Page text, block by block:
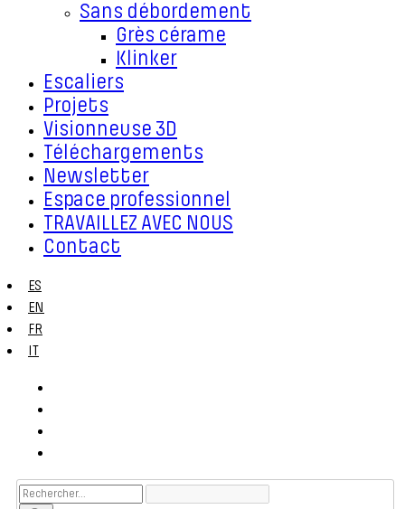
Sans débordement
Grès cérame
Klinker
Escaliers
Projets
Visionneuse 3D
Téléchargements
Newsletter
Espace professionnel
TRAVAILLEZ AVEC NOUS
Contact
ES
EN
FR
IT